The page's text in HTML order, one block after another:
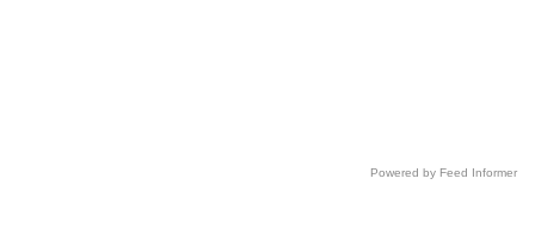
Powered by Feed Informer